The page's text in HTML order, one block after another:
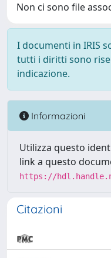
Non ci sono file
I documenti in IRIS
tutti i diritti sono
indicazione.
Informazioni
Utilizza questo
link a questo
https://
Citazioni